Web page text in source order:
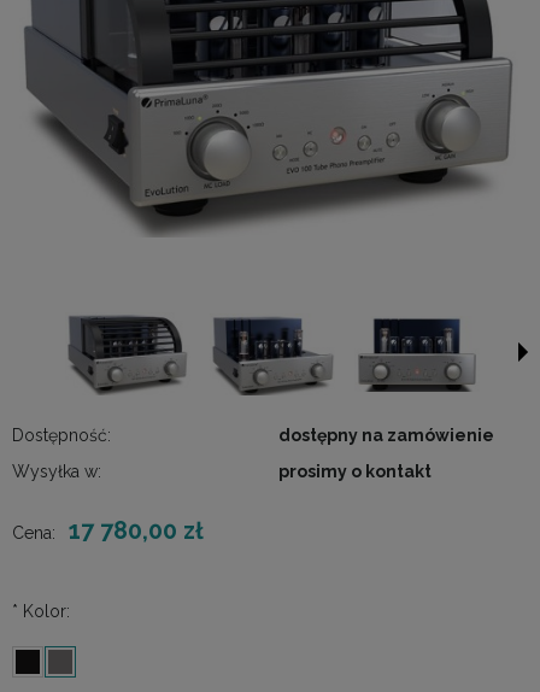
Dostępność:
dostępny na zamówienie
Wysyłka w:
prosimy o kontakt
Cena: 17 780,00 zł
* Kolor: